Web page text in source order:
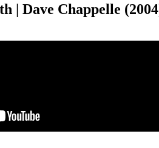
| Dave Chappelle